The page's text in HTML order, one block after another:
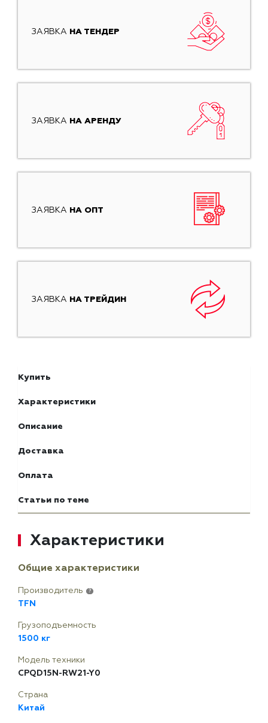
ЗАЯВКА НА ТЕНДЕР
ЗАЯВКА НА АРЕНДУ
ЗАЯВКА НА ОПТ
ЗАЯВКА НА ТРЕЙДИН
Купить
Характеристики
Описание
Доставка
Оплата
Статьи по теме
Характеристики
Общие характеристики
Производитель ?
TFN
Грузоподъемность
1500 кг
Модель техники
CPQD15N-RW21-Y0
Страна
Китай